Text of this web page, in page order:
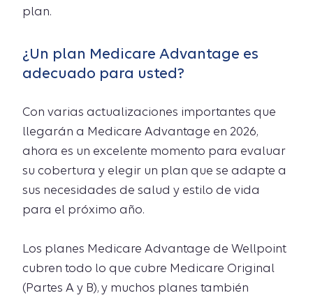
plan.
¿Un plan Medicare Advantage es
adecuado para usted?
Con varias actualizaciones importantes que
llegarán a Medicare Advantage en 2026,
ahora es un excelente momento para evaluar
su cobertura y elegir un plan que se adapte a
sus necesidades de salud y estilo de vida
para el próximo año.
Los planes Medicare Advantage de Wellpoint
cubren todo lo que cubre Medicare Original
(Partes A y B), y muchos planes también